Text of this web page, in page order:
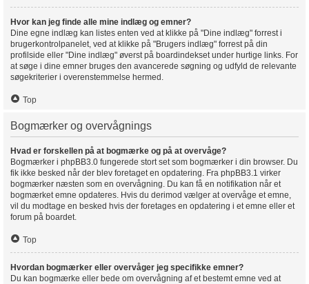
Hvor kan jeg finde alle mine indlæg og emner?
Dine egne indlæg kan listes enten ved at klikke på "Dine indlæg" forrest i
brugerkontrolpanelet, ved at klikke på "Brugers indlæg" forrest på din
profilside eller "Dine indlæg" øverst på boardindekset under hurtige links. For
at søge i dine emner bruges den avancerede søgning og udfyld de relevante
søgekriterier i overenstemmelse hermed.
Top
Bogmærker og overvågnings
Hvad er forskellen på at bogmærke og på at overvåge?
Bogmærker i phpBB3.0 fungerede stort set som bogmærker i din browser. Du
fik ikke besked når der blev foretaget en opdatering. Fra phpBB3.1 virker
bogmærker næsten som en overvågning. Du kan få en notifikation når et
bogmærket emne opdateres. Hvis du derimod vælger at overvåge et emne,
vil du modtage en besked hvis der foretages en opdatering i et emne eller et
forum på boardet.
Top
Hvordan bogmærker eller overvåger jeg specifikke emner?
Du kan bogmærke eller bede om overvågning af et bestemt emne ved at